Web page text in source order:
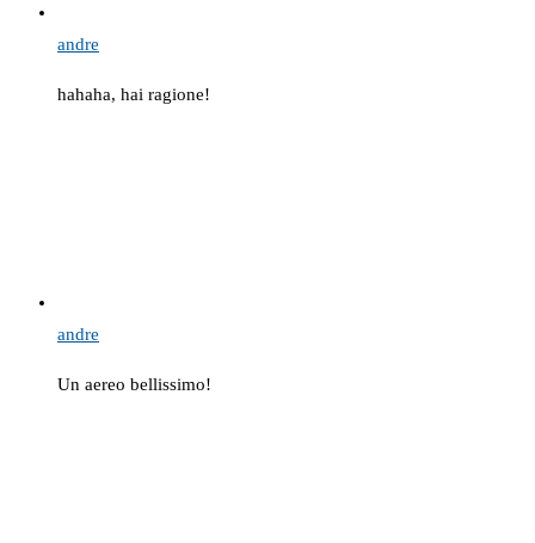
andre
hahaha, hai ragione!
andre
Un aereo bellissimo!